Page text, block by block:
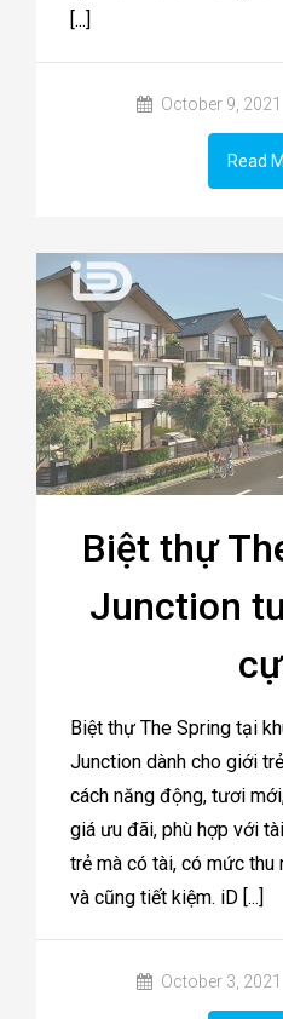
[...]
October 9, 2021
Read
Biệt thự
Junction
Biệt thự The Spring tại
Junction dành cho giới
cách năng động, tươi
giá ưu đãi, phù hợp với
trẻ mà có tài, có mức thu
và cũng tiết kiệm. iD [...]
October 3, 2021